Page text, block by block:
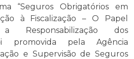
“Seguros Obrigatórios em
à Fiscalização – O Papel
Responsabilização dos
promovida pela Agência
e Supervisão de Seguros